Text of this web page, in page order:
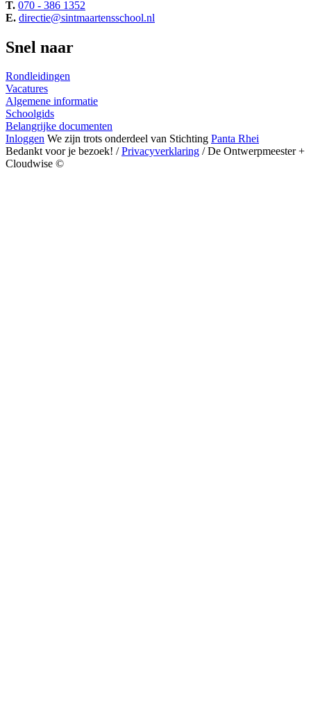
T. 070 - 386 1352
E. directie@sintmaartensschool.nl
Snel naar
Rondleidingen
Vacatures
Algemene informatie
Schoolgids
Belangrijke documenten
Inloggen We zijn trots onderdeel van Stichting Panta Rhei
Bedankt voor je bezoek! /Privacyverklaring / De Ontwerpmeester +
Cloudwise ©